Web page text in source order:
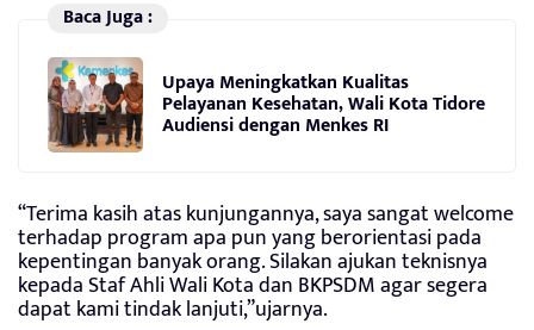
Baca Juga :
Upaya Meningkatkan Kualitas
Pelayanan Kesehatan, Wali Kota Tidore
Audiensi dengan Menkes RI
“Terima kasih atas kunjungannya, saya sangat welcome
terhadap program apa pun yang berorientasi pada
kepentingan banyak orang. Silakan ajukan teknisnya
kepada Staf Ahli Wali Kota dan BKPSDM agar segera
dapat kami tindak lanjuti,”ujarnya.